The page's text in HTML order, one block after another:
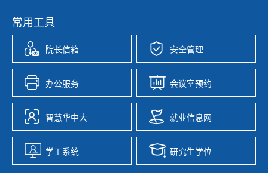
常用工具
院长信箱 安全管理
办公服务 会议室预约
智慧华中大 就业信息网
学工系统 研究生学位